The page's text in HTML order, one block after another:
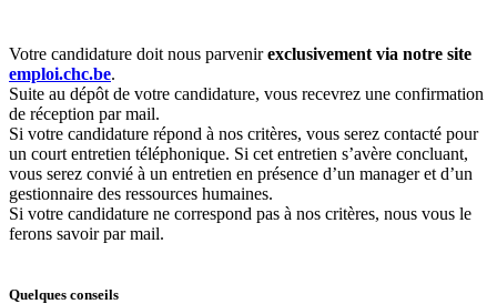
Votre candidature doit nous parvenirexclusivement via notre site
emploi.chc.be.
Suite au dépôt de votre candidature, vous recevrez une confirmation
de réception par mail.
Si votre candidature répond à nos critères, vous serez contacté pour
un court entretien téléphonique. Si cet entretien s’avère concluant,
vous serez convié à un entretien en présence d’un manager et d’un
gestionnaire des ressources humaines.
Si votre candidature ne correspond pas à nos critères, nous vous le
ferons savoir par mail.
Quelques conseils